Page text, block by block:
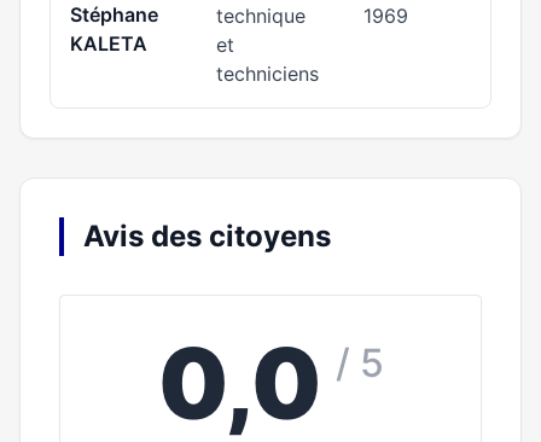
Stéphane
KALETA
technique
et
techniciens
1969
Avis des citoyens
0,0 / 5